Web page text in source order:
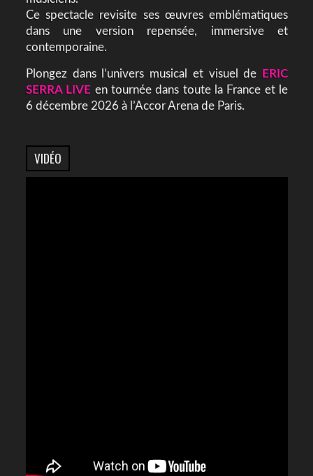
Ce spectacle revisite ses œuvres emblématiques
dans une version repensée, immersive et
contemporaine.
Plongez dans l’univers musical et visuel de
ERIC
SERRA LIVE en tournée dans toute la France et le
6 décembre 2026 à l’Accor Arena de Paris.